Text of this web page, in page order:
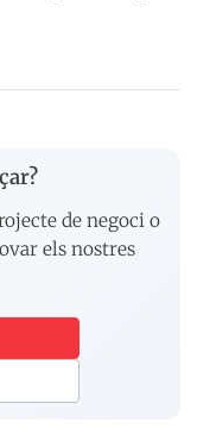
de negoci o
els nostres